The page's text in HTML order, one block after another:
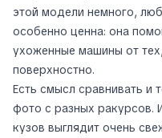
этой модели немного,
особенно ценна: она
ухоженные машины от
поверхностно.
Есть смысл сравнивать и
фото с разных ракурсов.
кузов выглядит очень